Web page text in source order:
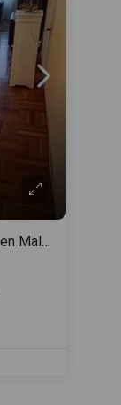
Apartamento en venta c/ cochera en Malvin